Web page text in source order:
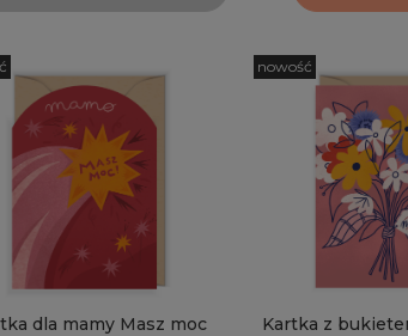
dla mamy Masz moc
Kartka z
nowość